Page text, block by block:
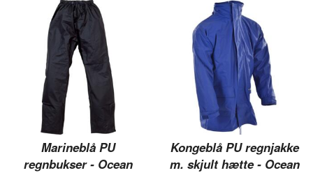
Marineblå PU
regnbukser - Ocean
Kongeblå PU regnjakke
m. skjult hætte - Ocean